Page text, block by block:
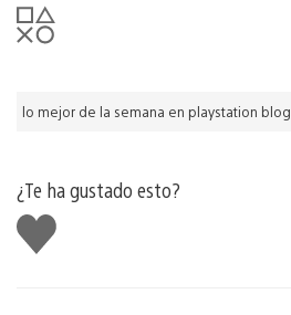
lo mejor de la semana en playstation blog
¿Te ha gustado esto?
Me
gusta